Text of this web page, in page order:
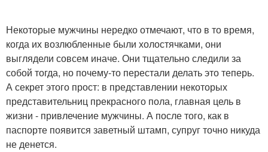
Некоторые мужчины нередко отмечают, что в то время,
когда их возлюбленные были холостячками, они
выглядели совсем иначе. Они тщательно следили за
собой тогда, но почему-то перестали делать это теперь.
А секрет этого прост: в представлении некоторых
представительниц прекрасного пола, главная цель в
жизни - привлечение мужчины. А после того, как в
паспорте появится заветный штамп, супруг точно никуда
не денется.